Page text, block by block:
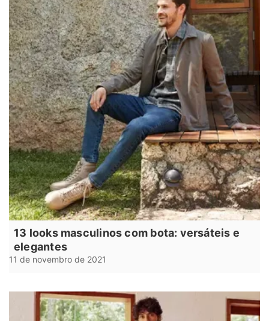
13 looks masculinos com bota: versáteis e
elegantes
11 de novembro de 2021